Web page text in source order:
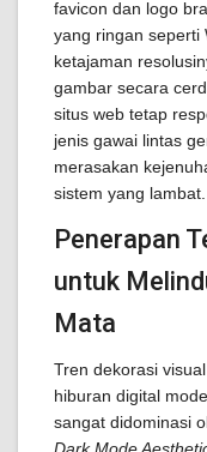
favicon dan logo
yang ringan seperti
ketajaman
gambar secara
situs web tetap
jenis gawai lintas
merasakan
sistem yang lambat.
Penerapan
untuk
Mata
Tren dekorasi
hiburan digital
sangat didominasi